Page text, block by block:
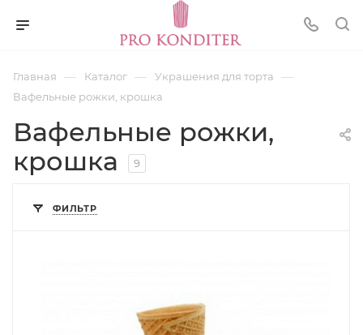
Главная — Каталог — Украшения для торта —
Вафельные рожки, крошка
Вафельные рожки,
крошка
9
ФИЛЬТР